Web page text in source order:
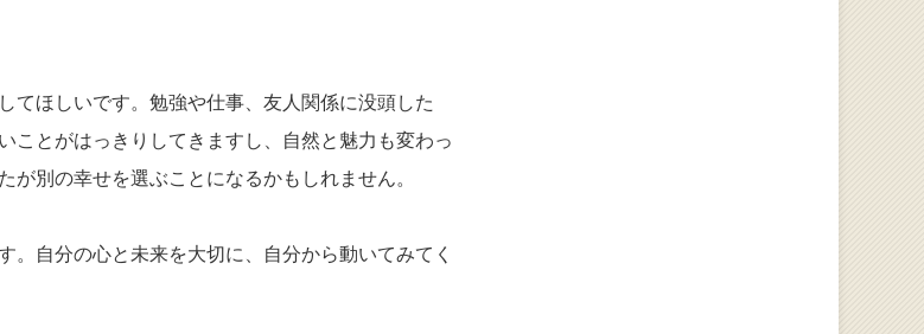
てほしいです。勉強や仕事、友人関係に没頭した
ことがはっきりしてきますし、自然と魅力も変わっ
別の幸せを選ぶことになるかもしれません。
自分の心と未来を大切に、自分から動いてみてく